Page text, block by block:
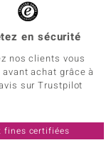
en sécurité
nos clients vous
achat grâce à
sur Trustpilot
fines certifiées